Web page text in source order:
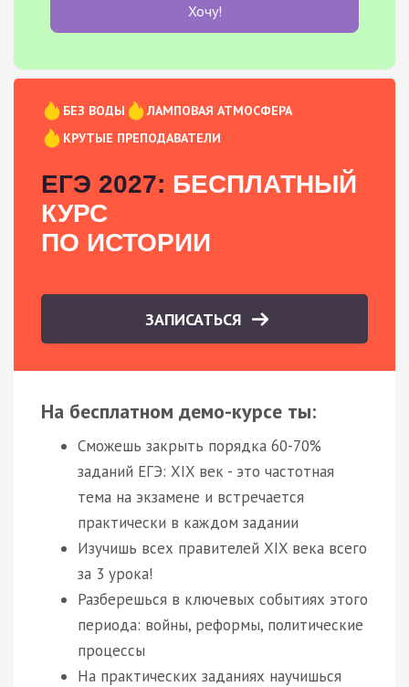
Хочу!
БЕЗ ВОДЫ
ЛАМПОВАЯ АТМОСФЕРА
КРУТЫЕ ПРЕПОДАВАТЕЛИ
ЕГЭ 2027: БЕСПЛАТНЫЙ
КУРС
ПО ИСТОРИИ
ЗАПИСАТЬСЯ
На бесплатном демо-курсе ты:
Сможешь закрыть порядка 60-70%
заданий ЕГЭ: XIX век - это частотная
тема на экзамене и встречается
практически в каждом задании
Изучишь всех правителей XIX века всего
за 3 урока!
Разберешься в ключевых событиях этого
периода: войны, реформы, политические
процессы
На практических заданиях научишься